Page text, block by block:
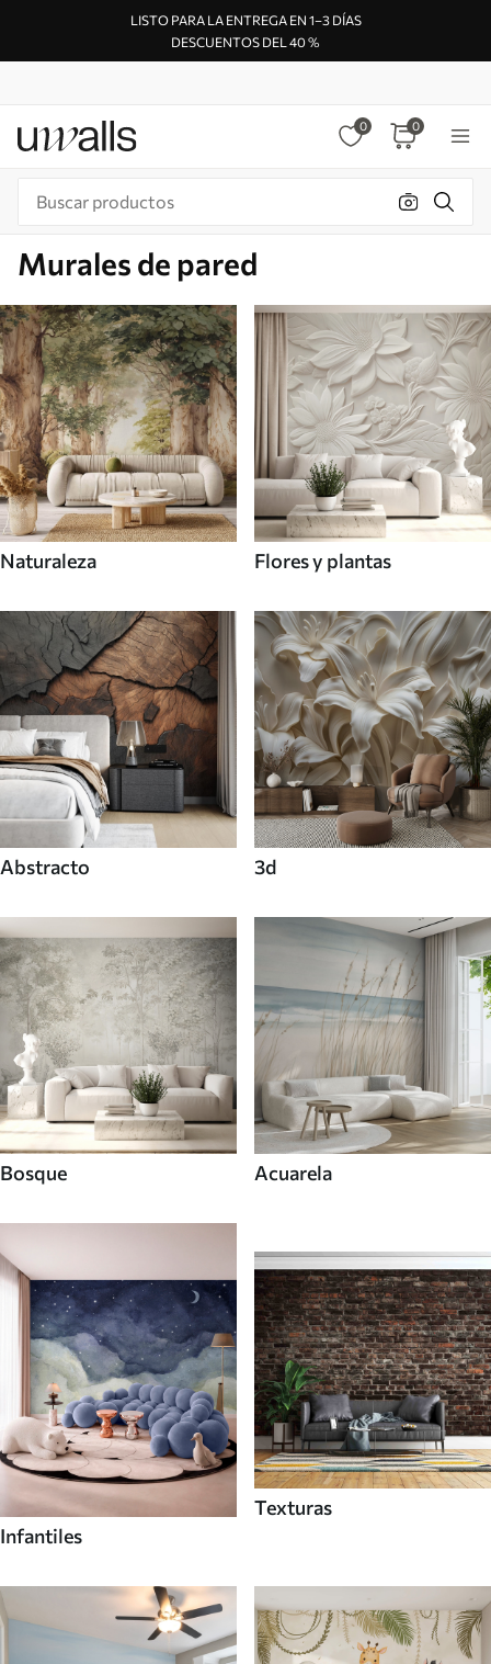
LISTO PARA LA ENTREGA EN 1–3 DÍAS
DESCUENTOS DEL 40 %
0 0
Murales de pared
Naturaleza Flores y plantas
Abstracto 3d
Bosque Acuarela
Infantiles
Texturas